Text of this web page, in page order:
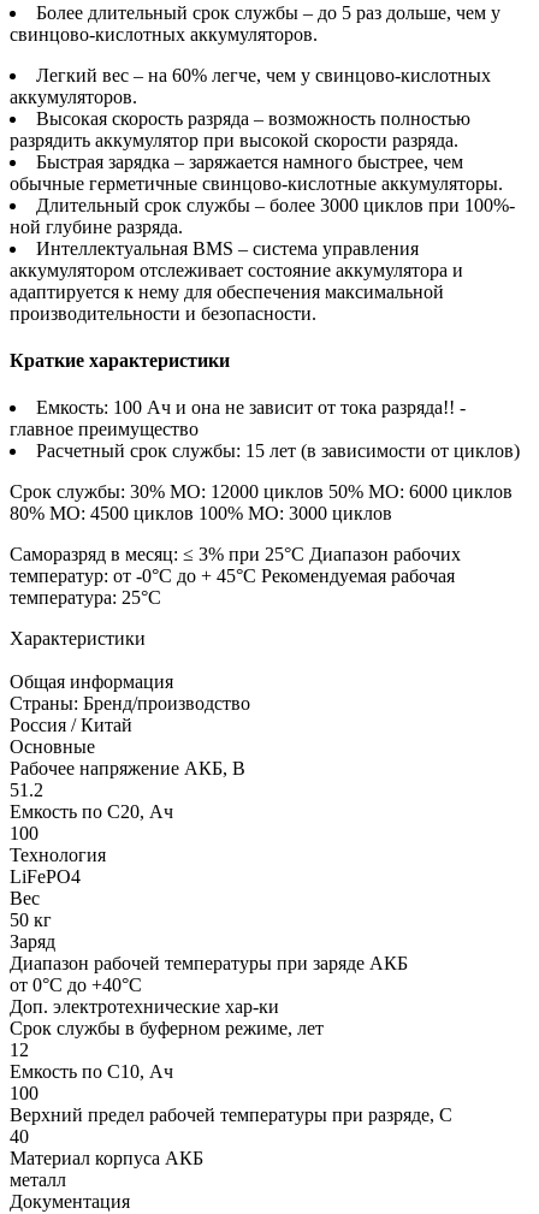
Более длительный срок службы – до 5 раз дольше, чем у
свинцово-кислотных аккумуляторов.
Легкий вес – на 60% легче, чем у свинцово-кислотных
аккумуляторов.
Высокая скорость разряда – возможность полностью
разрядить аккумулятор при высокой скорости разряда.
Быстрая зарядка – заряжается намного быстрее, чем
обычные герметичные свинцово-кислотные аккумуляторы.
Длительный срок службы – более 3000 циклов при 100%-
ной глубине разряда.
Интеллектуальная BMS – система управления
аккумулятором отслеживает состояние аккумулятора и
адаптируется к нему для обеспечения максимальной
производительности и безопасности.
Краткие характеристики
Емкость: 100 Ач и она не зависит от тока разряда!! -
главное преимущество
Расчетный срок службы: 15 лет (в зависимости от циклов)
Срок службы: 30% МО: 12000 циклов 50% МО: 6000 циклов
80% МО: 4500 циклов 100% МО: 3000 циклов
Саморазряд в месяц: ≤ 3% при 25°C Диапазон рабочих
температур: от -0°C до + 45°C Рекомендуемая рабочая
температура: 25°C
Характеристики
Общая информация
Страны: Бренд/производство
Россия / Китай
Основные
Рабочее напряжение АКБ, B
51.2
Емкость по С20, Ач
100
Технология
LiFePO4
Вес
50 кг
Заряд
Диапазон рабочей температуры при заряде АКБ
от 0°С до +40°С
Доп. электротехнические хар-ки
Срок службы в буферном режиме, лет
12
Емкость по С10, Ач
100
Верхний предел рабочей температуры при разряде, С
40
Материал корпуса АКБ
металл
Документация